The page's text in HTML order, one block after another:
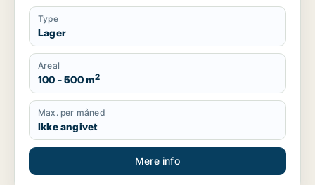
Type
Lager
Areal
100 - 500 m2
Max. per måned
Ikke angivet
Mere info